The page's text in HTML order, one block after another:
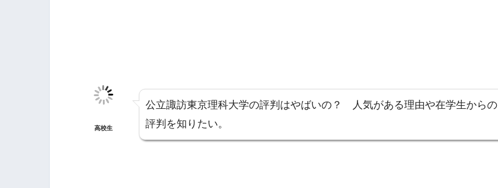
高校生
公立諏訪東京理科大学の評判はやばいの？ 人気がある理由や在学生からの
評判を知りたい。